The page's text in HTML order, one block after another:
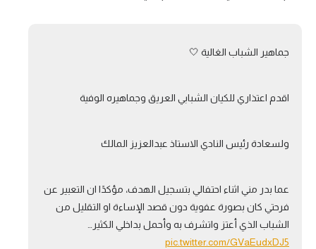
جماهير الشباب الغالية 🤍
اقدم اعتذاري للكيان الشبابي العريق وجماهيره الوفية
ولسعادة رئيس النادي الاستاذ عبدالعزيز المالك
عما بدر مني اثناء احتفالي بتسجيل الهدف، مؤكدًا ان التعبير عن
فرحتي كان بصورة عفوية دون قصد الإساءة او التقليل من
الشباب الذي أعتز واتشرف به وأحمل بداخلي الكثير…
pic.twitter.com/GVaEudxDJ5